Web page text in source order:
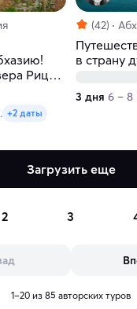
Рица
+2 даты
(42)
в страну
3 дня 6 – 8
Загрузить еще
2 3
1–20 из 85 авторских туров